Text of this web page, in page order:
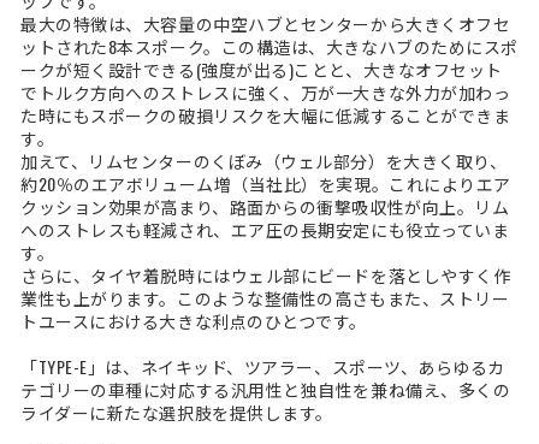
最大の特徴は、大容量の中空ハブとセンターから大きくオフセ
ットされた8本スポーク。この構造は、大きなハブのためにスポ
ークが短く設計できる(強度が出る)ことと、大きなオフセット
でトルク方向へのストレスに強く、万が一大きな外力が加わっ
た時にもスポークの破損リスクを大幅に低減することができま
す。
加えて、リムセンターのくぼみ（ウェル部分）を大きく取り、
約20％のエアボリューム増（当社比）を実現。これによりエア
クッション効果が高まり、路面からの衝撃吸収性が向上。リム
へのストレスも軽減され、エア圧の長期安定にも役立っていま
す。
さらに、タイヤ着脱時にはウェル部にビードを落としやすく作
業性も上がります。このような整備性の高さもまた、ストリー
トユースにおける大きな利点のひとつです。
「TYPE-E」は、ネイキッド、ツアラー、スポーツ、あらゆるカ
テゴリーの車種に対応する汎用性と独自性を兼ね備え、多くの
ライダーに新たな選択肢を提供します。